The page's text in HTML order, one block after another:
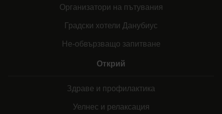
Организатори на пътувания
Градски хотели Данубиус
Не-обвързващо запитване
Открий
Здраве и профилактика
Уелнес и релаксация